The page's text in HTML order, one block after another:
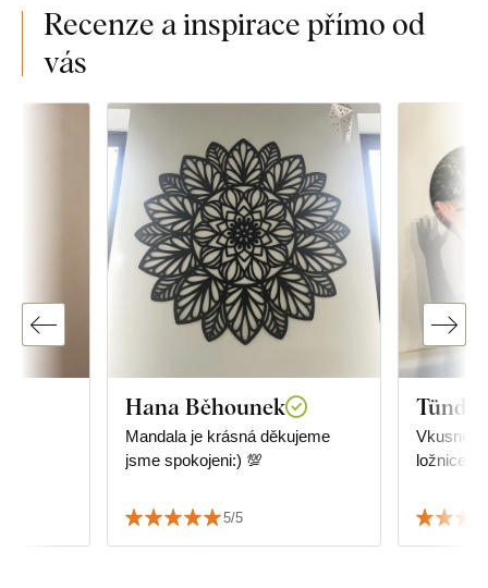
Recenze a inspirace přímo od
vás
Hana Běhounek
Mandala je krásná děkujeme
jsme spokojeni:) 💯
5/5
Tünde
Vkusné,
ložnice.